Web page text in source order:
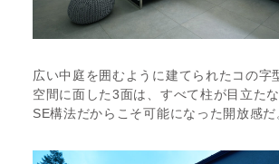
広い中庭を囲むように建てられたコの字
空間に面した3面は、すべて柱が目立たな
SE構法だからこそ可能になった開放感だ